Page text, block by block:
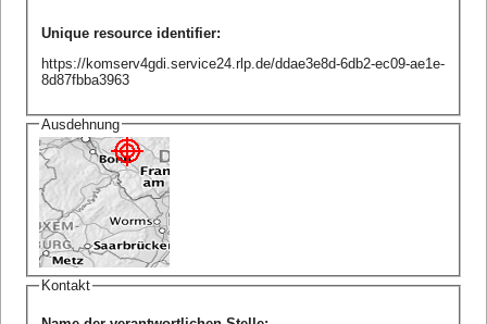
Unique resource identifier:
https://komserv4gdi.service24.rlp.de/ddae3e8d-6db2-ec09-ae1e-
8d87fbba3963
Ausdehnung
Kontakt